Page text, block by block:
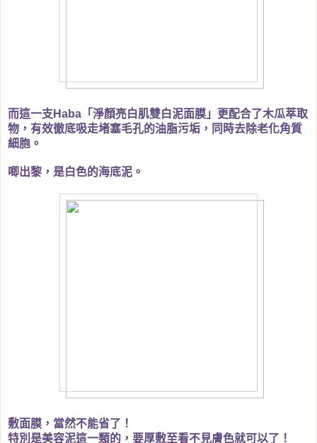
而這一支Haba 「淨顏亮白肌雙白泥面膜」更配合了木瓜萃取
物，有效徹底吸走堵塞毛孔的油脂污垢，同時去除老化角質
細胞。
唧出黎，是白色的海底泥。
敷面膜，當然不能省了！
特別是美容泥這一類的，要厚敷至看不見膚色就可以了！